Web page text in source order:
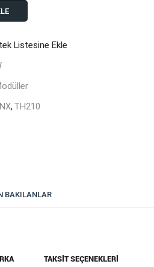
Listesine Ekle
, TH210
BAKILANLAR
TAKSIT SEÇENEKLERI